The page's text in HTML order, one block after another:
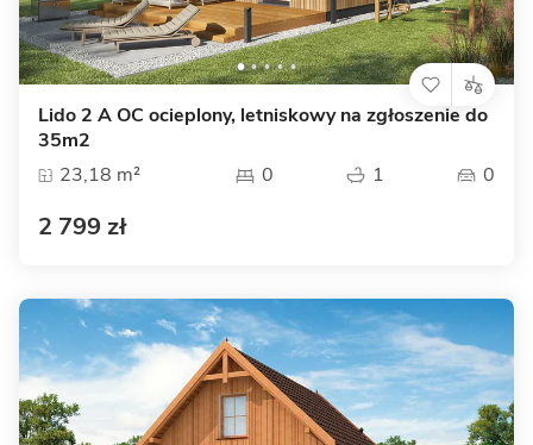
Lido 2 A OC ocieplony, letniskowy na zgłoszenie do
35m2
23,18 m²
0 1 0
2 799 zł